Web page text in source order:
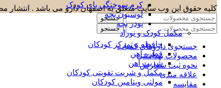
کرم سوختگی پای کودک
لوسیون بچه
پودر بچه
مکمل کودک و نوزاد
حافظه و تمرکز کودکان
قطره آهن
شربت آهن
مکمل و شربت تقویتی کودکان
مولتی ویتامین کودکان
کلیه حقوق این وب سایت متعلق به اصفهان دارو می باشد . انتشار
جستجو
جستجو
جستجوی داروهای کمیاب
محصولات بهداشتی
نحوه ثبت سفارش
علاقه مندی
مقایسه